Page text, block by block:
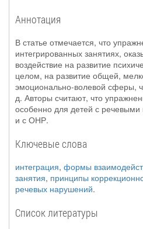
Аннотация
В статье отмечается, что
интегрированных занятиях,
воздействие на развитие
целом, на развитие общей,
эмоционально-волевой сферы,
д. Авторы считают, что
особенно для детей с
и с ОНР.
Ключевые слова
интеграция, формы
занятия, принципы
речевых нарушений.
Список литературы